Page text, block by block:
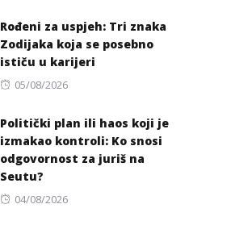
Rođeni za uspjeh: Tri znaka
Zodijaka koja se posebno
ističu u karijeri
Posted
05/08/2026
Politički plan ili haos koji je
izmakao kontroli: Ko snosi
odgovornost za juriš na
Seutu?
Posted
04/08/2026